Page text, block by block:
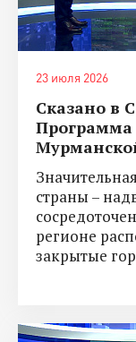
23 июля 2026
Сказано в
страны –
регионе
закрытые